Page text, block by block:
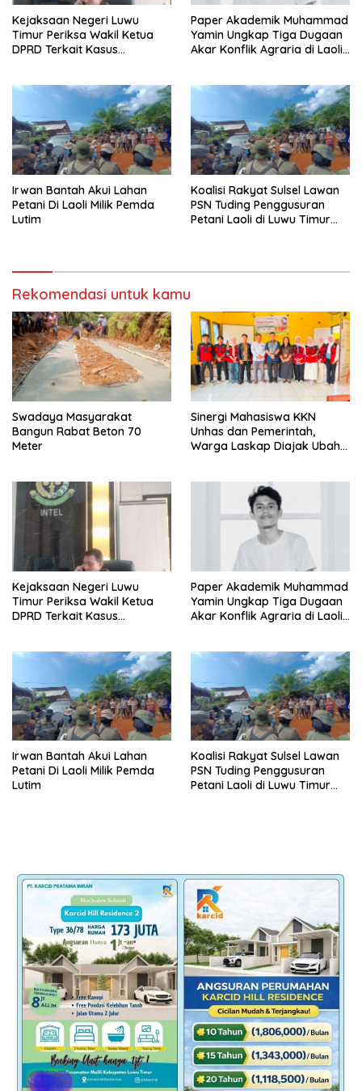
Kejaksaan Negeri Luwu
Timur Periksa Wakil Ketua
DPRD Terkait Kasus
Paper Akademik Muhammad
Yamin Ungkap Tiga Dugaan
Akar Konflik Agraria di Laoli
Irwan Bantah Akui Lahan
Petani Di Laoli Milik Pemda
Lutim
Koalisi Rakyat Sulsel Lawan
PSN Tuding Penggusuran
Petani Laoli di Luwu Timur
Rekomendasi untuk kamu
Swadaya Masyarakat
Bangun Rabat Beton 70
Meter
Sinergi Mahasiswa KKN
Unhas dan Pemerintah,
Warga Laskap Diajak Ubah
Kejaksaan Negeri Luwu
Timur Periksa Wakil Ketua
DPRD Terkait Kasus
Paper Akademik Muhammad
Yamin Ungkap Tiga Dugaan
Akar Konflik Agraria di Laoli
Irwan Bantah Akui Lahan
Petani Di Laoli Milik Pemda
Lutim
Koalisi Rakyat Sulsel Lawan
PSN Tuding Penggusuran
Petani Laoli di Luwu Timur